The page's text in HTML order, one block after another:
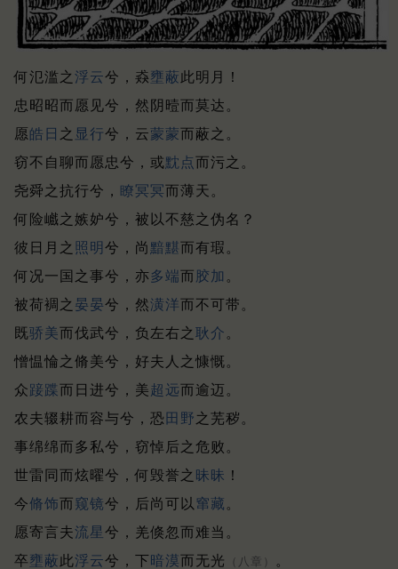
何氾滥之 浮云兮，猋壅蔽此明月！
忠昭昭而愿见兮，然阴曀而莫达。
愿皓日 之 显行兮，云蒙蒙而蔽之。
窃不自聊而愿忠兮，或黕点而污之。
尧舜之抗行兮， 瞭冥冥而薄天。
何险巇之嫉妒兮，被以不慈之伪名？
彼日月之 照明 兮，尚黯黮而有瑕。
何况一国之事兮，亦多端而 胶加 。
被荷裯之 晏晏兮，然潢洋而不可带。
既骄美而伐武兮，负左右之 耿介 。
憎愠惀之脩美兮，好夫人之慷慨。
众踥蹀而日进兮，美超远而逾迈。
农夫辍耕而容与兮，恐 田野 之芜秽。
事绵绵而多私兮，窃悼后之危败。
世雷同而炫曜兮，何毁誉之 昧昧 ！
今脩饰而窥镜兮，后尚可以 窜藏 。
愿寄言夫流星兮，羌倏忽而难当。
卒壅蔽此浮云兮，下暗漠而无光 （八章） 。